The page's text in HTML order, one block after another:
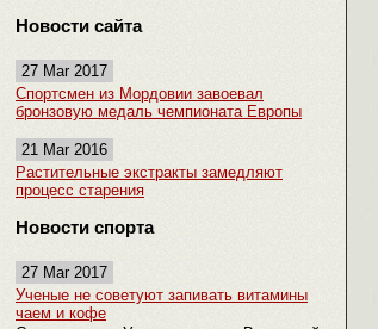
Новости сайта
27 Mar 2017
Спортсмен из Мордовии завоевал
бронзовую медаль чемпионата Европы
21 Mar 2016
Растительные экстракты замедляют
процесс старения
Новости спорта
27 Mar 2017
Ученые не советуют запивать витамины
чаем и кофе